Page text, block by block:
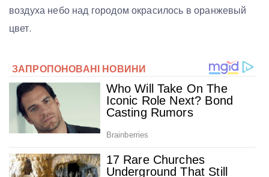
воздуха небо над городом окрасилось в оранжевый
цвет.